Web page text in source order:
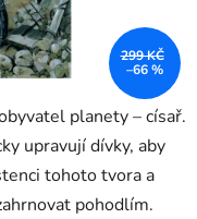
planety – císař.
upravují dívky, aby
tohoto tvora a
pohodlím.
299 KČ
–66 %